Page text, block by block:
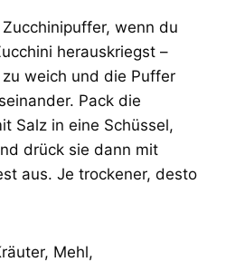
wenn du
herauskriegst –
weich und die Puffer
Pack die
Salz in eine Schüssel,
drück sie dann mit
aus. Je trockener, desto
Mehl,